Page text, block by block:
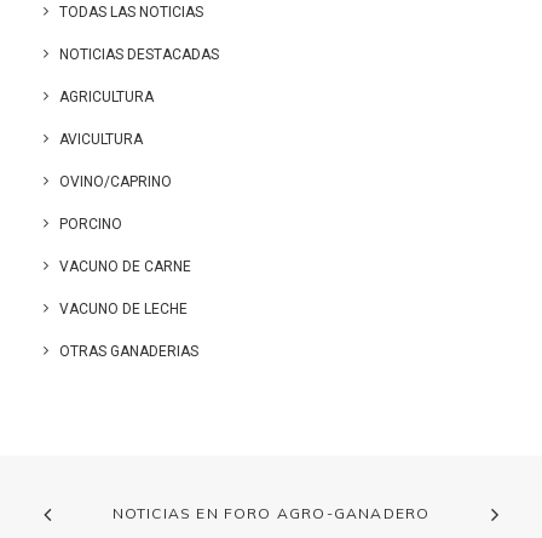
TODAS LAS NOTICIAS
NOTICIAS DESTACADAS
AGRICULTURA
AVICULTURA
OVINO/CAPRINO
PORCINO
VACUNO DE CARNE
VACUNO DE LECHE
OTRAS GANADERIAS
NOTICIAS EN FORO AGRO-GANADERO